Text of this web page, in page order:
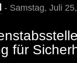
- Samstag, Juli
für